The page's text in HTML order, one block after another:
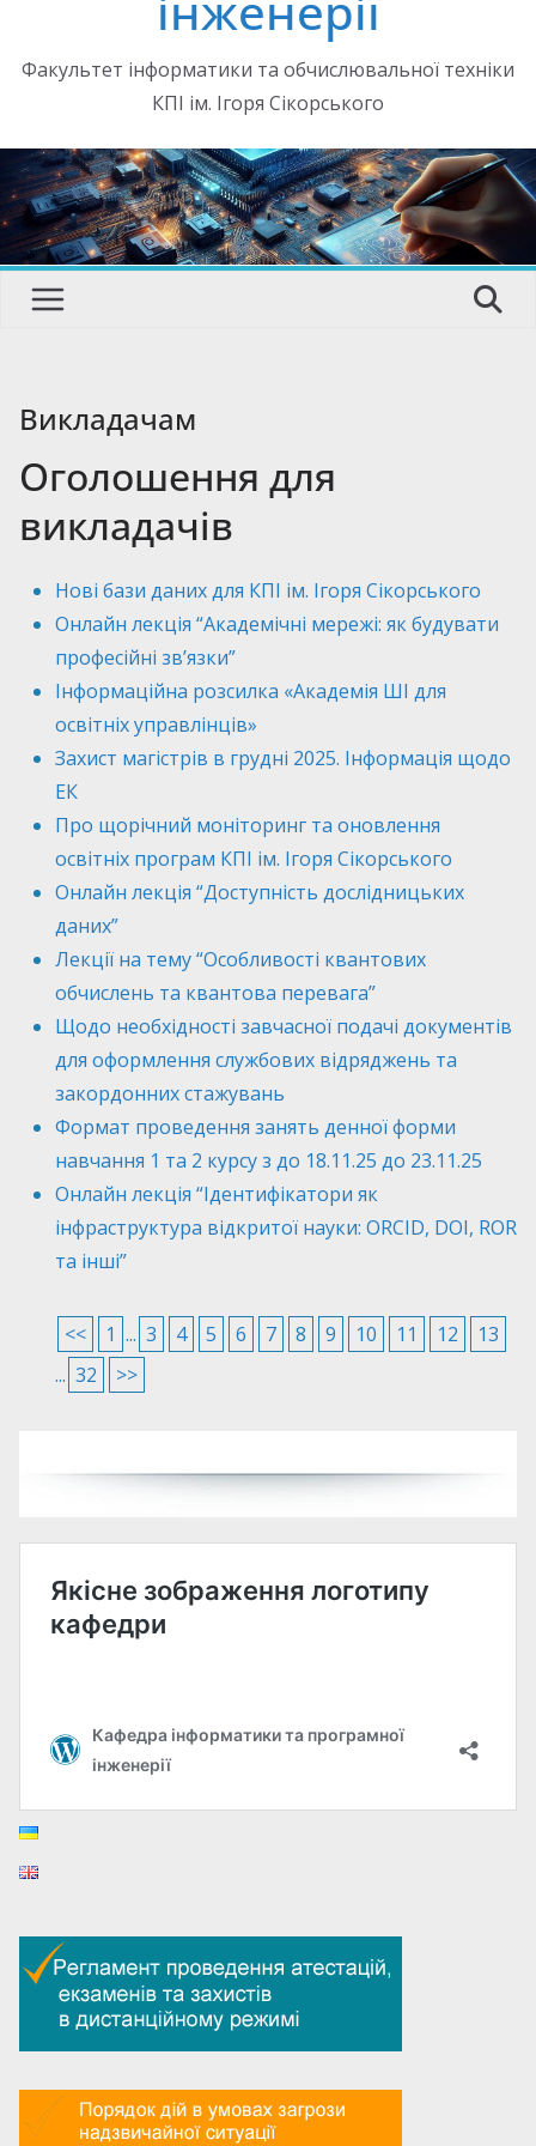
Факультет інформатики та обчислювальної техніки
КПІ ім. Ігоря Сікорського
Викладачам
Оголошення для
викладачів
Нові бази даних для КПІ ім. Ігоря Сікорського
Онлайн лекція “Академічні мережі: як будувати
професійні зв’язки”
Інформаційна розсилка «Академія ШІ для
освітніх управлінців»
Захист магістрів в грудні 2025. Інформація щодо
ЕК
Про щорічний моніторинг та оновлення
освітніх програм КПІ ім. Ігоря Сікорського
Онлайн лекція “Доступність дослідницьких
даних”
Лекції на тему “Особливості квантових
обчислень та квантова перевага”
Щодо необхідності завчасної подачі документів
для оформлення службових відряджень та
закордонних стажувань
Формат проведення занять денної форми
навчання 1 та 2 курсу з до 18.11.25 до 23.11.25
Онлайн лекція “Ідентифікатори як
інфраструктура відкритої науки: ORCID, DOI, ROR
та інші”
<< 1 ... 3 4 5 6 7 8 9 10 11 12
13
... 32 >>